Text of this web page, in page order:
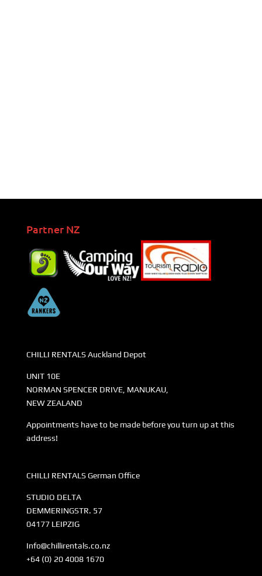
Partner NZ
CHILLI RENTALS Auckland Depot
UNIT 10E
NORMAN SPENCER DRIVE, MANUKAU,
NEW ZEALAND
Appointments have to be made before you turn up at this
address!
CHILLI RENTALS German Office
STUDIO DELTA
DEMMERINGSTR. 57
04177 LEIPZIG
Info@chillirentals.co.nz
+64 (0) 20 4008 1670